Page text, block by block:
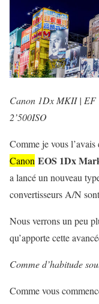
Canon 1Dx MKII | EF
2’500ISO
Comme je vous
Canon EOS 1Dx
a lancé un nouveau
convertisseurs A/N
Nous verrons un peu
qu’apporte cette
Comme d’habitude
Comme vous